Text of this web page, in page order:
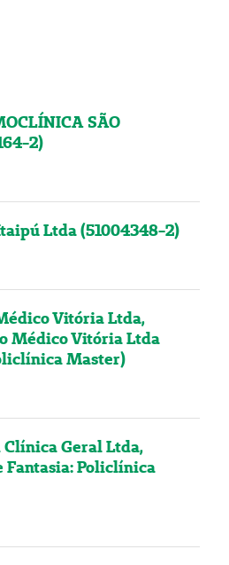
SÃO
2)
Ltda (51004348-2)
Vitória Ltda,
Médico Vitória Ltda
Master)
Geral Ltda,
Fantasia: Policlínica